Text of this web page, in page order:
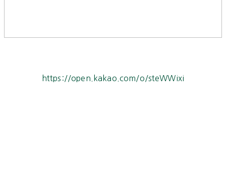
https://open.kakao.com/o/steWWixi